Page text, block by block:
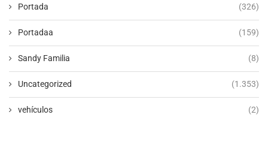
Portada (326)
Portadaa (159)
Sandy Familia (8)
Uncategorized (1.353)
vehículos (2)